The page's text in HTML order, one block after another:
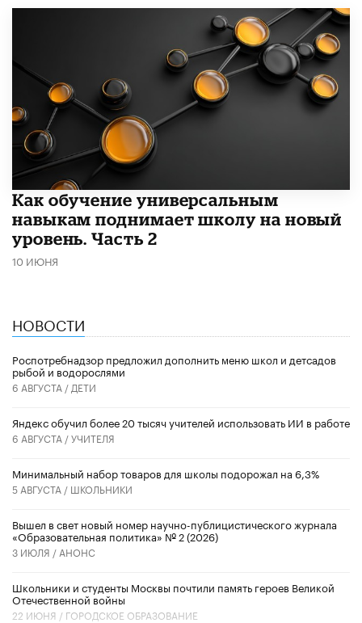
​Как обучение универсальным
навыкам поднимает школу на новый
уровень. Часть 2
10 ИЮНЯ
НОВОСТИ
Роспотребнадзор предложил дополнить меню школ и детсадов
рыбой и водорослями
6 АВГУСТА / ДЕТИ
​Яндекс обучил более 20 тысяч учителей использовать ИИ в работе
6 АВГУСТА /УЧИТЕЛЯ
Минимальный набор товаров для школы подорожал на 6,3%
5 АВГУСТА / ШКОЛЬНИКИ
Вышел в свет новый номер научно-публицистического журнала
«Образовательная политика» № 2 (2026)
3 ИЮЛЯ / АНОНС
Школьники и студенты Москвы почтили память героев Великой
Отечественной войны
22 ИЮНЯ / ГОРОДСКОЕ ОБРАЗОВАНИЕ